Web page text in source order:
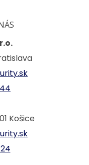
Košice